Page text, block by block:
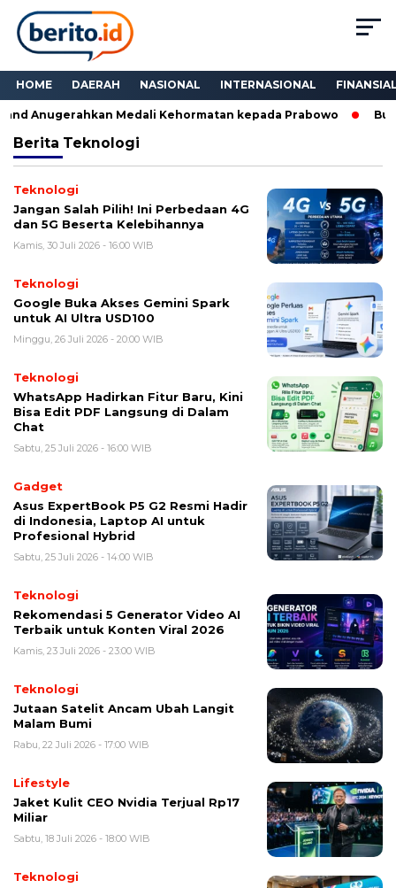
HOME DAERAH NASIONAL INTERNASIONAL
Anugerahkan Medali Kehormatan kepada Prabowo
Berita Teknologi
Teknologi
Jangan Salah Pilih! Ini Perbedaan 4G
dan 5G Beserta Kelebihannya
Kamis, 30 Juli 2026 - 16:00 WIB
Teknologi
Google Buka Akses Gemini Spark
untuk AI Ultra USD100
Minggu, 26 Juli 2026 - 20:00 WIB
Teknologi
WhatsApp Hadirkan Fitur Baru, Kini
Bisa Edit PDF Langsung di Dalam
Chat
Sabtu, 25 Juli 2026 - 16:00 WIB
Gadget
Asus ExpertBook P5 G2 Resmi Hadir
di Indonesia, Laptop AI untuk
Profesional Hybrid
Sabtu, 25 Juli 2026 - 14:00 WIB
Teknologi
Rekomendasi 5 Generator Video AI
Terbaik untuk Konten Viral 2026
Kamis, 23 Juli 2026 - 23:00 WIB
Teknologi
Jutaan Satelit Ancam Ubah Langit
Malam Bumi
Rabu, 22 Juli 2026 - 17:00 WIB
Lifestyle
Jaket Kulit CEO Nvidia Terjual Rp17
Miliar
Sabtu, 18 Juli 2026 - 18:00 WIB
Teknologi